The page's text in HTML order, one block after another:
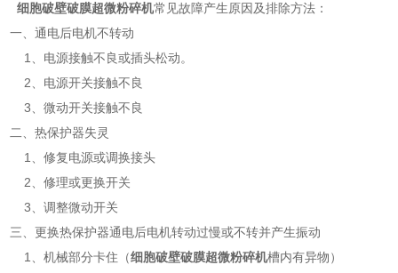
细胞破壁破膜超微粉碎机常见故障产生原因及排除方法：
一、通电后电机不转动
1、电源接触不良或插头松动。
2、电源开关接触不良
3、微动开关接触不良
二、热保护器失灵
1、修复电源或调换接头
2、修理或更换开关
3、调整微动开关
三、更换热保护器通电后电机转动过慢或不转并产生振动
1、机械部分卡住（细胞破壁破膜超微粉碎机槽内有异物）